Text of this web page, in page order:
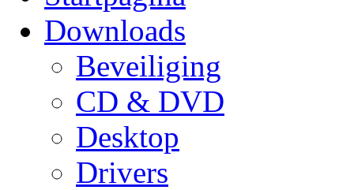
Downloads
Beveiliging
CD & DVD
Desktop
Drivers